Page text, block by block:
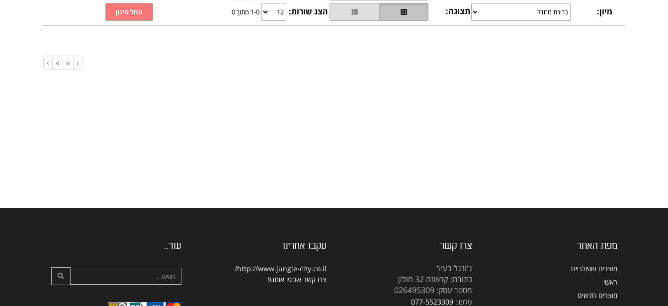
מיון:
תצוגה: הצג שורות: 1-0 מתוך 0
‹
«
»
›
מפת האתר
מוצרים פופולריים
ראשי
מוצרים חדשים
צרו קשר
ג'ונגל בעיר
כתובת: קראוזה 32 חולון
מספר עסק: 026495309
טלפון: 077-5523309
עקבו אחרינו
http://www.jungle-city.co.il/
צרו קשר שתפו אותנו!
עוד...